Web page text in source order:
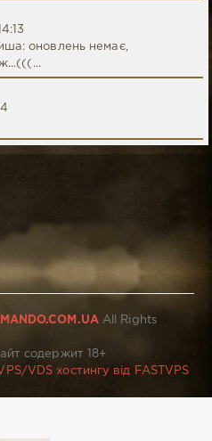
оновлень немає,
All Rights
содержит 18+
VDS хостингу від FASTVPS